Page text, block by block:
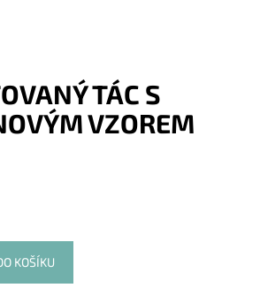
TÁC S
VZOREM
KOŠÍKU